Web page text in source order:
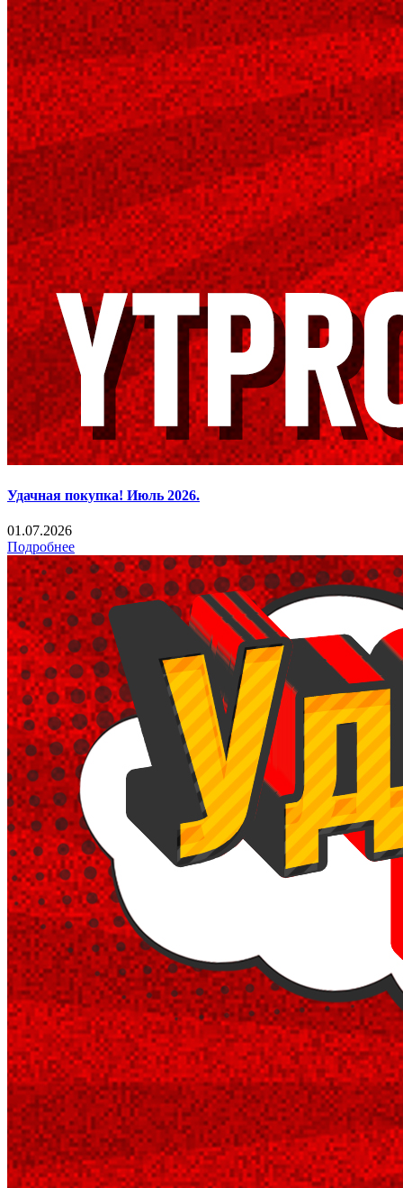
Удачная покупка! Июль 2026.
01.07.2026
Подробнее